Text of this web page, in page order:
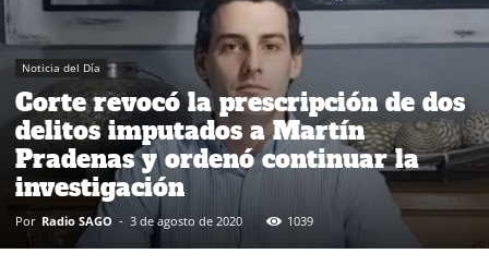
Noticia del Día
Corte revocó la prescripción de dos
delitos imputados a Martín
Pradenas y ordenó continuar la
investigación
Por Radio SAGO - 3 de agosto de 2020 1039